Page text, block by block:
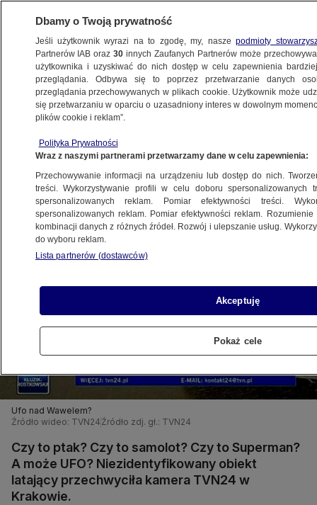
CIEKAWOSTKI
28.12.2010, 10:48
Udostępnij
Ufo nad Wawelem?
Źródło wideo: TVN24 Źródło zdj. gł.: TVN24
Czy to ptak? Czy to samolot? Czy to Superman?
A może UFO? Niezidentyfikowany obiekt
latający przechwyciła kamera TVN24 w
Krakowie.
Dbamy o Twoją prywatność
Jeśli użytkownik wyrazi na to zgodę, my, naszepodmioty
Partnerów IAB oraz30 innych Zaufanych Partnerów może
użytkownika i uzyskiwać do nich dostęp w celu zapewnienia
przeglądania. Odbywa się to poprzez przetwarzanie danych
przeglądania przechowywanych w plikach cookie. Użytkownik może
się przetwarzaniu w oparciu o uzasadniony interes w dowolnym
plików cookie i reklam”.
Polityka Prywatności
Wraz z naszymi partnerami przetwarzamy dane w celu zapewnienia:
Przechowywanie informacji na urządzeniu lub dostęp do nich.
treści. Wykorzystywanie profili w celu doboru spersonalizowanych
spersonalizowanych reklam. Pomiar efektywności treści.
spersonalizowanych reklam. Pomiar efektywności reklam.
kombinacji danych z różnych źródeł. Rozwój i ulepszanie usług.
do wyboru reklam.
Lista partnerów (dostawców)
Akceptuję
Pokaż cele